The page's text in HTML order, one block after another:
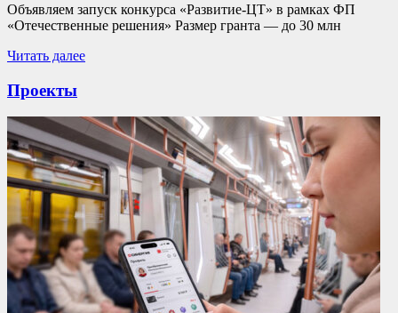
Объявляем запуск конкурса «Развитие-ЦТ» в рамках ФП
«Отечественные решения» Размер гранта — до 30 млн
Читать далее
Проекты